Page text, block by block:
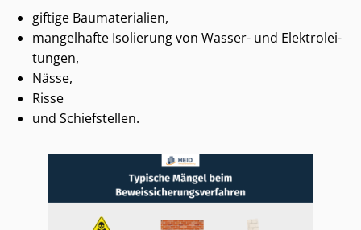
giftige Baumaterialien,
mangelhafte Isolierung von Wasser- und Elek­tro­lei­
tun­gen,
Nässe,
Risse
und Schiefstellen.